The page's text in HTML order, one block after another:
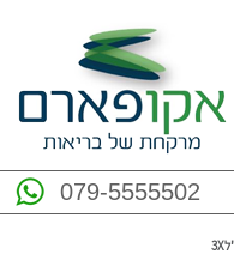
079-5555502